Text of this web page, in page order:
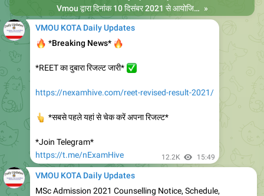
COMPULSORY EXAM PATTERN NOTICE
👇
VMOU KOTA Daily Updates
VMOU KOTA - RC Bikaner (Official):
प्रायोगिक पेपर जून 2021 हेतु डिफाल्टर आवेदन लिंक अंतिम तिथि
20.12.2021